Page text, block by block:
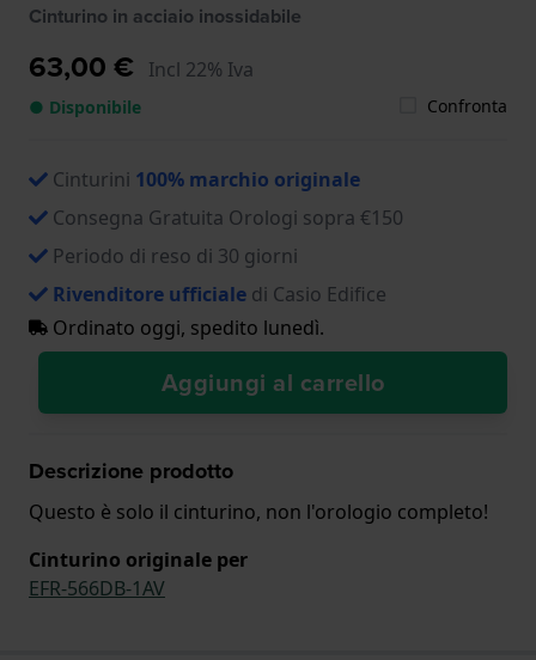
Cinturino in acciaio inossidabile
63,00 € Incl 22% Iva
● Disponibile Confronta
Cinturini 100% marchio originale
Consegna Gratuita Orologi sopra €150
Periodo di reso di 30 giorni
Rivenditore ufficiale di Casio Edifice
Ordinato oggi, spedito lunedì.
Aggiungi al carrello
Descrizione prodotto
Questo è solo il cinturino, non l'orologio completo!
Cinturino originale per
EFR-566DB-1AV